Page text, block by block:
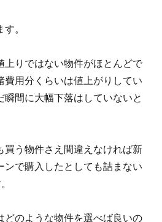
。
上りではない物件がほとんどで
費用分くらいは値上がりしてい
瞬間に大幅下落はしていないと
買う物件さえ間違えなければ新
ンで購入したとしても詰まない
どのような物件を選べば良いの